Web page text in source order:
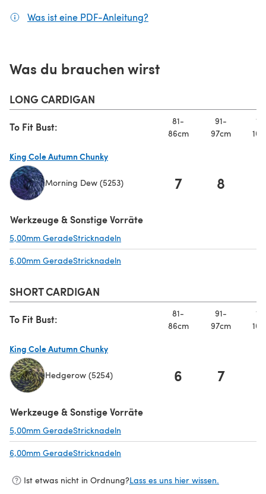
Was ist eine PDF-Anleitung?
Was du brauchen wirst
LONG CARDIGAN
To Fit Bust:
81-
86cm
91-
97cm
King Cole Autumn Chunky
Morning Dew (5253) 7 8
Werkzeuge & Sonstige Vorräte
5,00mm GeradeStricknadeln
6,00mm GeradeStricknadeln
SHORT CARDIGAN
To Fit Bust:
81-
86cm
91-
97cm
King Cole Autumn Chunky
Hedgerow (5254) 6 7
Werkzeuge & Sonstige Vorräte
5,00mm GeradeStricknadeln
6,00mm GeradeStricknadeln
Ist etwas nicht in Ordnung?Lass es uns hier wissen.